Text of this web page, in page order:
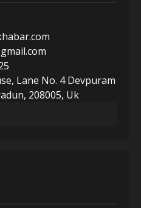
Lane No. 4 Devpuram
208005, Uk